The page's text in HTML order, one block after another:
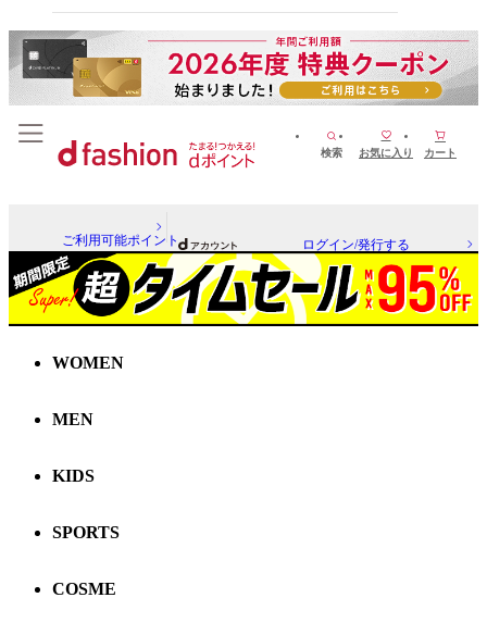
検索 お気に入り カート
ご利用可能ポイント ログイン/発行する
WOMEN
MEN
KIDS
SPORTS
COSME